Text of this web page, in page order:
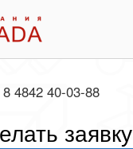
8 4842 40-03-88
заявку